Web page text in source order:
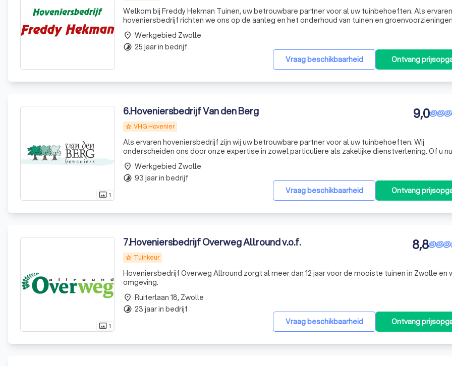
Welkom bij Freddy Hekman Tuinen, uw betrouwbare partner voor al uw tuinbehoeften. Als ervaren
hoveniersbedrijf richten we ons op de aanleg en het onderhoud van tuinen en
particulieren, bedrijven en (overheids)instellingen. Of u nu een grote of kleine tuin heeft, wij staan
Vraag beschikbaarheid Ontvang
place Werkgebied Zwolle
timelapse 25 jaar in bedrijf
photo_size_select_actual 1
6.Hoveniersbedrijf Van den Berg
grade VHG Hovenier
9,0
Als ervaren hoveniersbedrijf zijn wij uw betrouwbare partner voor al uw tuinbehoeften. Wij
onderscheiden ons door onze expertise in zowel particuliere als zakelijke dienstverlening. Of u
bedrijf, stichting, vereniging of particulier bent, wij bieden u een op maat gemaakt
da
Vraag beschikbaarheid Ontvang
place Werkgebied Zwolle
timelapse 93 jaar in bedrijf
photo_size_select_actual 1
7.Hoveniersbedrijf Overweg Allround v.o.f.
grade Tuinkeur
8,8
Hoveniersbedrijf Overweg Allround zorgt al meer dan 12 jaar voor de mooiste tuinen in Zwolle en
omgeving.
Vraag beschikbaarheid Ontvang
place Ruiterlaan 18, Zwolle
timelapse 23 jaar in bedrijf